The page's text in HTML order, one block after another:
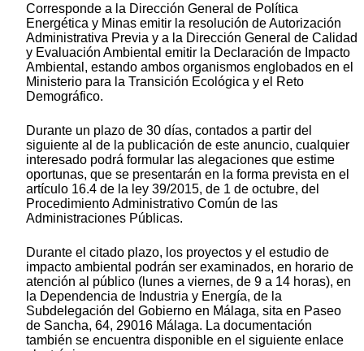
Corresponde a la Dirección General de Política
Energética y Minas emitir la resolución de Autorización
Administrativa Previa y a la Dirección General de Calidad
y Evaluación Ambiental emitir la Declaración de Impacto
Ambiental, estando ambos organismos englobados en el
Ministerio para la Transición Ecológica y el Reto
Demográfico.
Durante un plazo de 30 días, contados a partir del
siguiente al de la publicación de este anuncio, cualquier
interesado podrá formular las alegaciones que estime
oportunas, que se presentarán en la forma prevista en el
artículo 16.4 de la ley 39/2015, de 1 de octubre, del
Procedimiento Administrativo Común de las
Administraciones Públicas.
Durante el citado plazo, los proyectos y el estudio de
impacto ambiental podrán ser examinados, en horario de
atención al público (lunes a viernes, de 9 a 14 horas), en
la Dependencia de Industria y Energía, de la
Subdelegación del Gobierno en Málaga, sita en Paseo
de Sancha, 64, 29016 Málaga. La documentación
también se encuentra disponible en el siguiente enlace